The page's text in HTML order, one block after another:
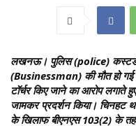
लखनऊ। पुलिस (police) कस्टडी
(Businessman) की मौत हो
टॉर्चर किए जाने का आरोप लगाते
जामकर प्रदर्शन किया। चिनहट
के खिलाफ बीएनएस 103(2) के